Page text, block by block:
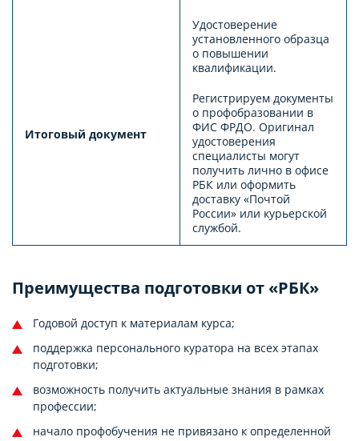
Итоговый документ
Удостоверение
установленного образца
о повышении
квалификации.
Регистрируем документы
о профобразовании в
ФИС ФРДО. Оригинал
удостоверения
специалисты могут
получить лично в офисе
РБК или оформить
доставку «Почтой
России» или курьерской
службой.
Преимущества подготовки от «РБК»
Годовой доступ к материалам курса;
поддержка персонального куратора на всех этапах
подготовки;
возможность получить актуальные знания в рамках
профессии;
начало профобучения не привязано к определенной